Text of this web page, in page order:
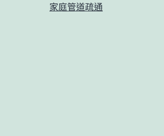
家庭管道疏通